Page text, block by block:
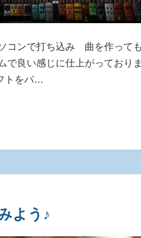
コンで打ち込み 曲を作って
で良い感じに仕上がっており
トをパ…
よう♪